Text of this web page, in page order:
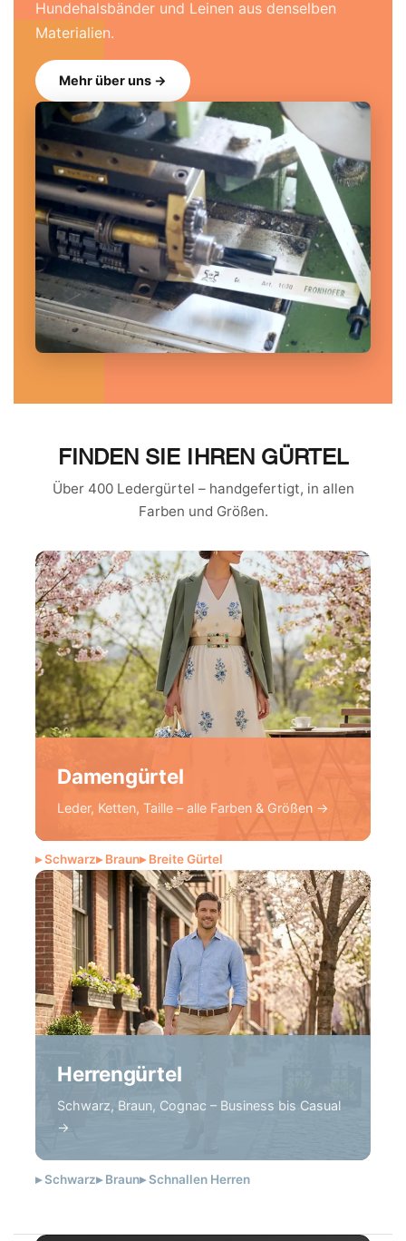
Hundehalsbänder und Leinen aus denselben
Materialien.
Mehr über uns →
FINDEN SIE IHREN GÜRTEL
Über 400 Ledergürtel – handgefertigt, in allen
Farben und Größen.
Damengürtel
Leder, Ketten, Taille – alle Farben & Größen →
▸ Schwarz▸ Braun▸ Breite Gürtel
Herrengürtel
Schwarz, Braun, Cognac – Business bis Casual
→
▸ Schwarz▸ Braun▸ Schnallen Herren